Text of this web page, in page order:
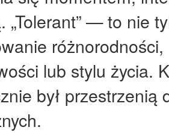
„Tolerant”— to nie
lub stylu życia.
był przestrzenią